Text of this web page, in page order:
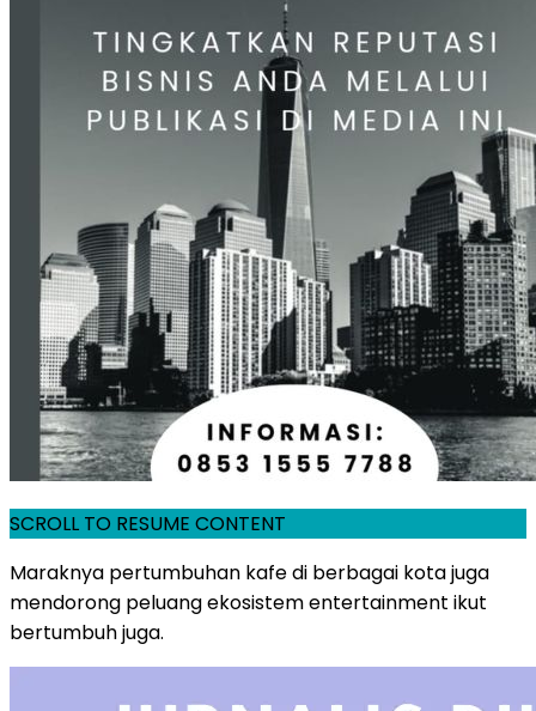
SCROLL TO RESUME CONTENT
Maraknya pertumbuhan kafe di berbagai kota juga
mendorong peluang ekosistem entertainment ikut
bertumbuh juga.